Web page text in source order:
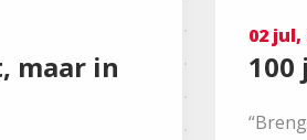
maar in
02 jul,